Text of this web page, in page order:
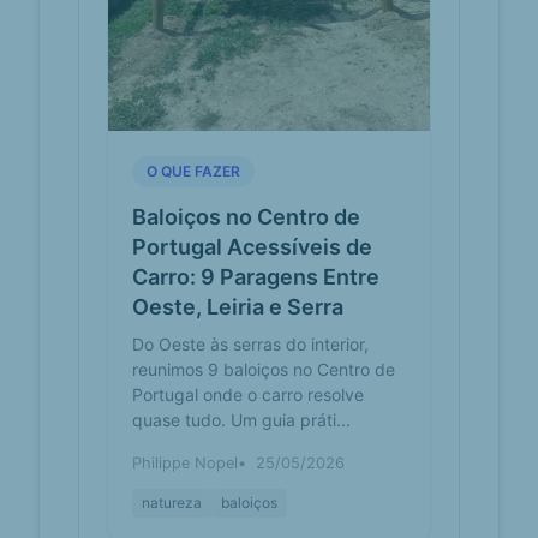
enriquecem o
melhor de
Aguiar da Beira
Vítor Pinto, proprietário e autor ... a
chilrear, neste que é um espaço de
um lequ...
Os Baloiços
Miradouros
de Portugal!
– Baloiços
de Portugal
baloicosdeportugal.pt
Se preferir, busque os baloiços de
portugal nas localidades de Águeda,
Aguiar da Beira, Alenquer,
Alvaiázere, Anadia, Ar...
Baloiços em
Beira –
baloicosdeportugal.pt
O QUE FAZER
Baloiços no Centro de
Portugal Acessíveis de
Carro: 9 Paragens Entre
Oeste, Leiria e Serra
Do Oeste às serras do interior,
reunimos 9 baloiços no Centro de
Portugal onde o carro resolve
quase tudo. Um guia práti...
Philippe Nopel 25/05/2026
natureza baloiços